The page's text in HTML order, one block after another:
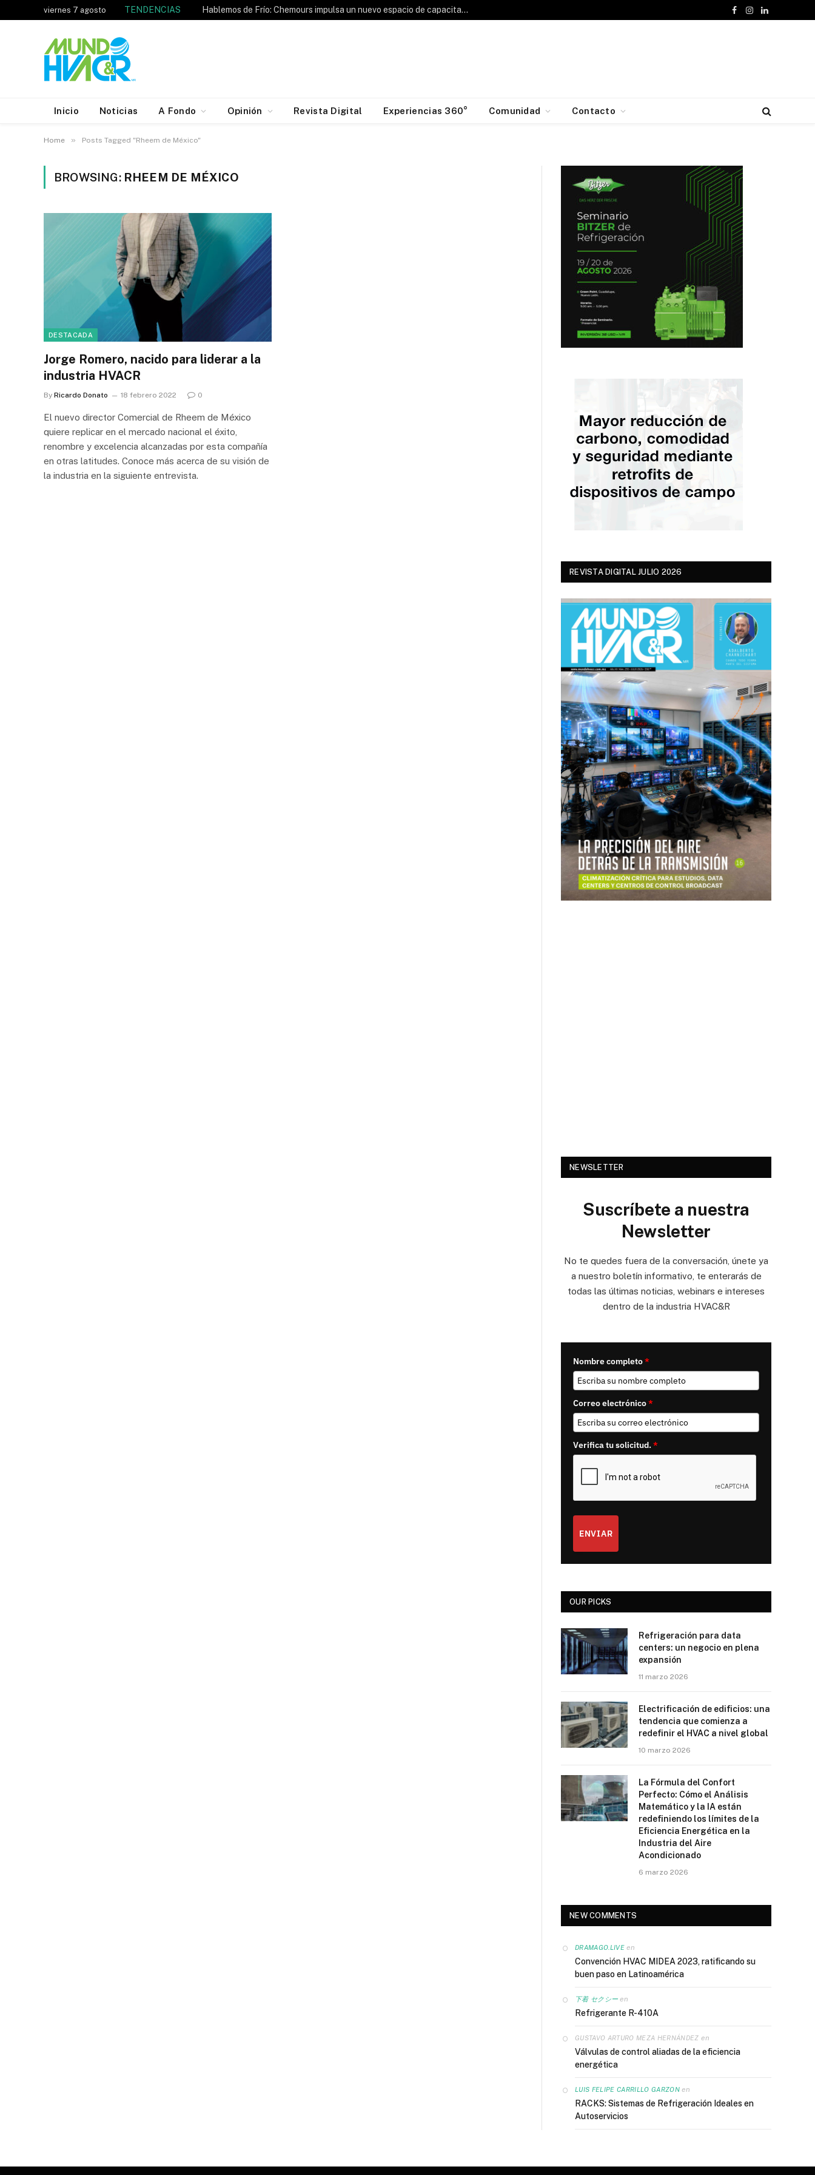
viernes 7 agosto TENDENCIAS Hablemos de Frío: Chemours impulsa un nuevo espacio de capacitación para la industria HVAC&R
Facebook
Instagram
LinkedIn
Inicio Noticias A Fondo Opinión Revista Digital Experiencias 360° Comunidad Contacto
Home » Posts Tagged "Rheem de México"
BROWSING: RHEEM DE MÉXICO
DESTACADA
Jorge Romero, nacido para liderar a la
industria HVACR
By Ricardo Donato 18 febrero 2022 0
El nuevo director Comercial de Rheem de México
quiere replicar en el mercado nacional el éxito,
renombre y excelencia alcanzadas por esta compañía
en otras latitudes. Conoce más acerca de su visión de
la industria en la siguiente entrevista.
REVISTA DIGITAL JULIO 2026
NEWSLETTER
Suscríbete a nuestra
Newsletter
No te quedes fuera de la conversación, únete ya
a nuestro boletín informativo, te enterarás de
todas las últimas noticias, webinars e intereses
dentro de la industria HVAC&R
Nombre completo*
Correo electrónico*
Verifica tu solicitud.*
ENVIAR
OUR PICKS
Refrigeración para data
centers: un negocio en plena
expansión
11 marzo 2026
Electrificación de edificios: una
tendencia que comienza a
redefinir el HVAC a nivel global
10 marzo 2026
La Fórmula del Confort
Perfecto: Cómo el Análisis
Matemático y la IA están
redefiniendo los límites de la
Eficiencia Energética en la
Industria del Aire
Acondicionado
6 marzo 2026
NEW COMMENTS
DRAMAGO.LIVEen
Convención HVAC MIDEA 2023, ratificando su
buen paso en Latinoamérica
下着 セクシー en
Refrigerante R-410A
GUSTAVO ARTURO MEZA HERNÁNDEZ en
Válvulas de control aliadas de la eficiencia
energética
LUIS FELIPE CARRILLO GARZONen
RACKS: Sistemas de Refrigeración Ideales en
Autoservicios